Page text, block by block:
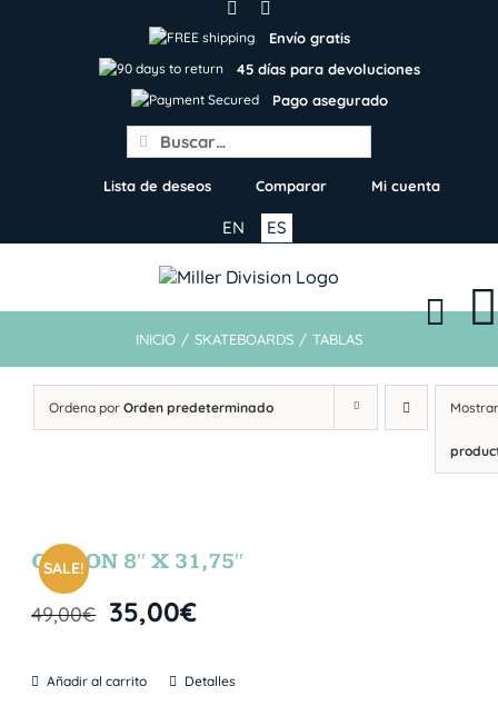
Envío gratis
45 días para devoluciones
Pago asegurado
Search
for:
Lista de deseos Comparar Mi cuenta
ES
EN
INICIO / SKATEBOARDS / TABLAS
Ordena por Orden predeterminado
SALE!
GIBSON 8″ X 31,75″
49,00€ 35,00€
Añadir al carrito Detalles